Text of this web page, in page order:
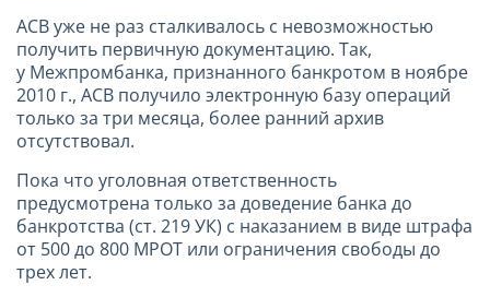
АСВ уже не раз сталкивалось с невозможностью
получить первичную документацию. Так,
у Межпромбанка, признанного банкротом в ноябре
2010 г., АСВ получило электронную базу операций
только за три месяца, более ранний архив
отсутствовал.
Пока что уголовная ответственность
предусмотрена только за доведение банка до
банкротства (ст. 219 УК) с наказанием в виде штрафа
от 500 до 800 МРОТ или ограничения свободы до
трех лет.